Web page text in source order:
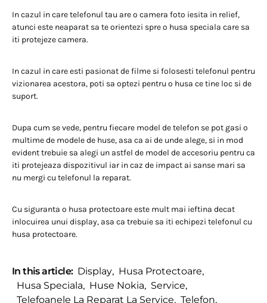
In cazul in care telefonul tau are o camera foto iesita in relief,
atunci este neaparat sa te orientezi spre o husa speciala care sa
iti protejeze camera.
In cazul in care esti pasionat de filme si folosesti telefonul pentru
vizionarea acestora, poti sa optezi pentru o husa ce tine loc si de
suport.
Dupa cum se vede, pentru fiecare model de telefon se pot gasi o
multime de modele de huse, asa ca ai de unde alege, si in mod
evident trebuie sa alegi un astfel de model de accesoriu pentru ca
iti protejeaza dispozitivul iar in caz de impact ai sanse mari sa
nu mergi cu telefonul la reparat.
Cu siguranta o husa protectoare este mult mai ieftina decat
inlocuirea unui display, asa ca trebuie sa iti echipezi telefonul cu
husa protectoare.
In this article: Display, Husa Protectoare,
Husa Speciala, Huse Nokia, Service,
Telefoanele La Reparat La Service, Telefon,